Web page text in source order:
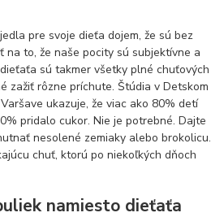
pre svoje dieťa dojem, že sú bez
na to, že naše pocity sú subjektívne a
sú takmer všetky plné chuťových
zažiť rôzne príchute. Štúdia v Detskom
ukazuje, že viac ako 80% detí
pridalo cukor. Nie je potrebné. Dajte
nesolené zemiaky alebo brokolicu.
chuť, ktorú po niekoľkých dňoch
namiesto dieťaťa